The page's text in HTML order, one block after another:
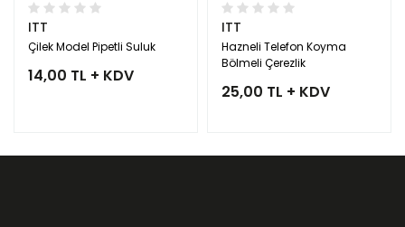
ITT
Çilek Model Pipetli Suluk
14,00 TL + KDV
ITT
Hazneli Telefon Koyma
Bölmeli Çerezlik
25,00 TL + KDV